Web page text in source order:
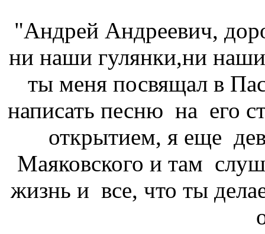
"Андрей Андреевич,
ни наши гулянки,ни
ты меня посвящал в
написать песню на его
открытием, я еще
Маяковского и там
жизнь и все, что ты